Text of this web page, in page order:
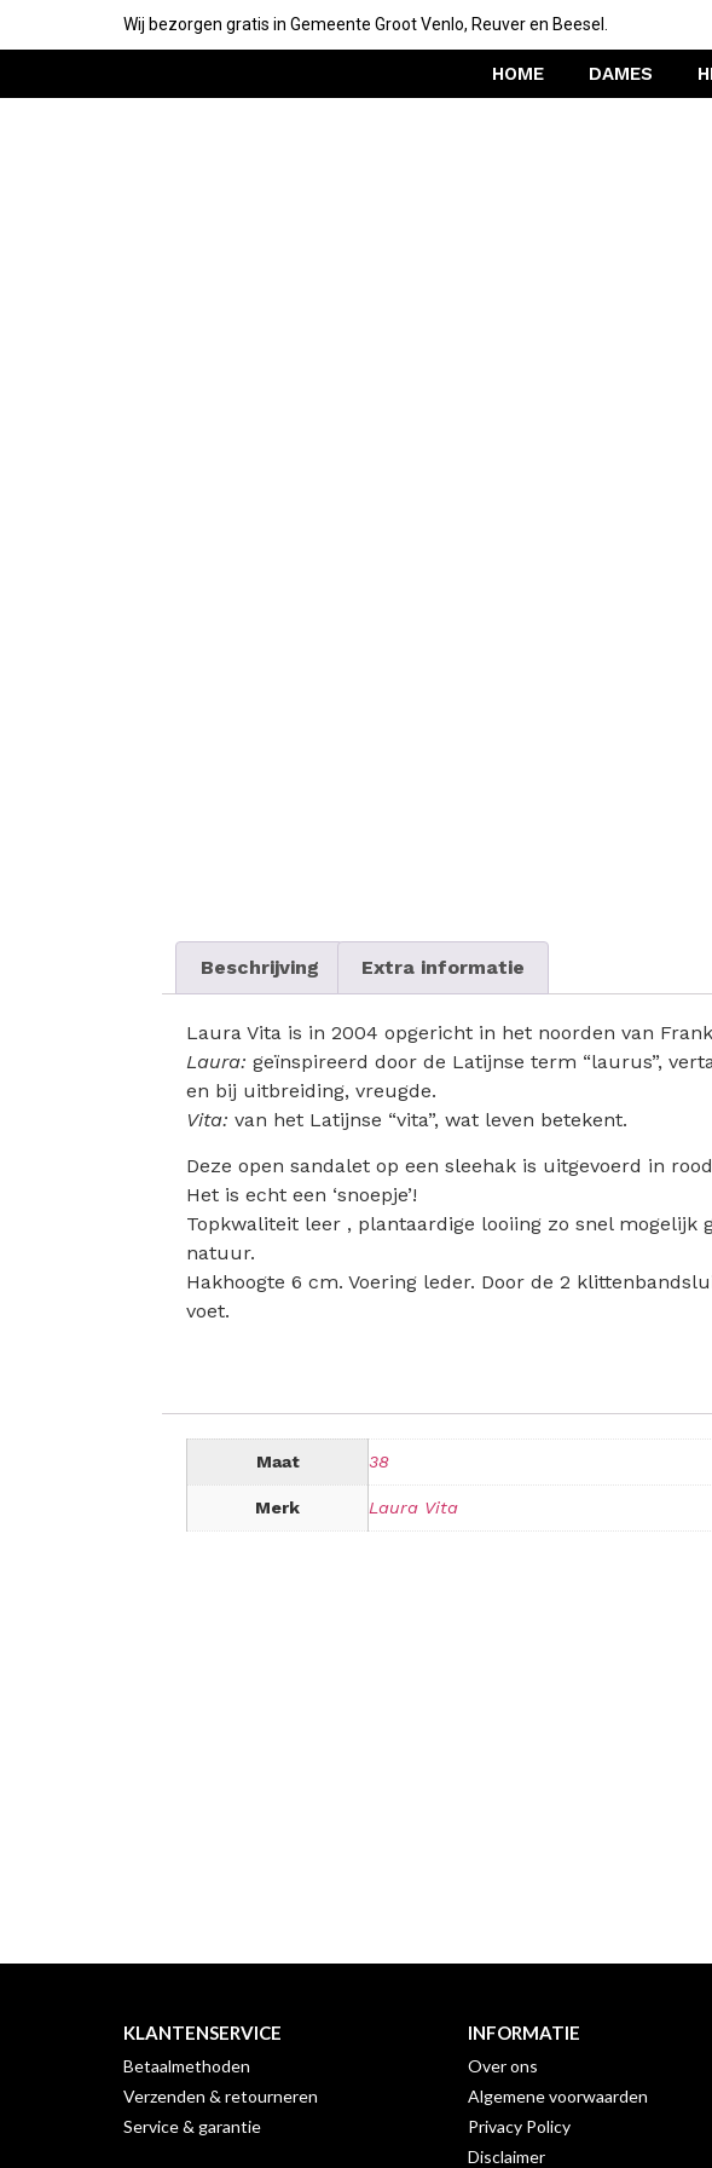
Wij bezorgen gratis in Gemeente Groot Venlo, Reuver en Beesel.
HOME DAMES
Beschrijving Extra informatie
Laura Vita is in 2004 opgericht in het noorden van
Laura: geïnspireerd door de Latijnse term “laurus”,
en bij uitbreiding, vreugde.
Vita: van het Latijnse “vita”, wat leven betekent.
Deze open sandalet op een sleehak is uitgevoerd in
Het is echt een ‘snoepje’!
Topkwaliteit leer , plantaardige looiing zo snel
natuur.
Hakhoogte 6 cm. Voering leder. Door de 2
voet.
Maat 38
Merk Laura Vita
KLANTENSERVICE
Betaalmethoden
Verzenden & retourneren
Service & garantie
INFORMATIE
Over ons
Algemene voorwaarden
Privacy Policy
Disclaimer